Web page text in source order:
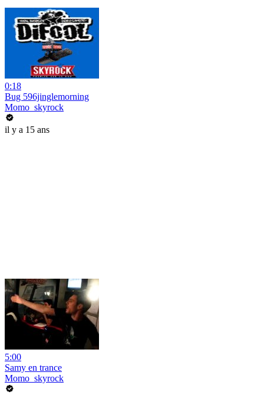
0:18
Bug 596jinglemorning
Momo_skyrock
il y a 15 ans
5:00
Samy en trance
Momo_skyrock